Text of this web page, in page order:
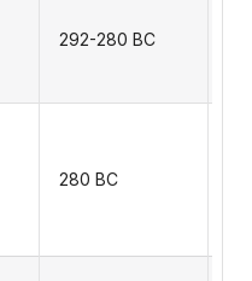
292-280 BC
280 BC